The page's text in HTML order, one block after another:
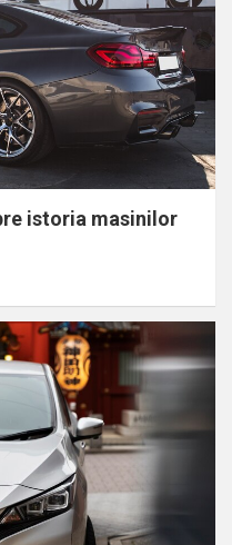
istoria masinilor